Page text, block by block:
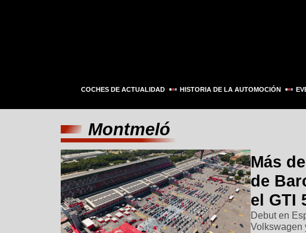
COCHES DE ACTUALIDAD HISTORIA DE LA AUTOMOCIÓN
Montmeló
Más
de
el GTI
Debut en
Volkswagen